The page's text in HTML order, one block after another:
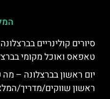
טאפאס ואוכל מקומי
יום ראשון בברצלונה – מה
ראשון שווקים/מדריך/